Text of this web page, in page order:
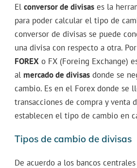
El conversor de divisas es la
para poder calcular el tipo de
conversor de divisas se puede
una divisa con respecto a otra.
FOREX o FX (Foreing Exchange)
al mercado de divisas donde se
cambio. Es en el Forex donde se
transacciones de compra y venta
establecen el tipo de cambio en
Tipos de cambio de divisas
De acuerdo a los bancos